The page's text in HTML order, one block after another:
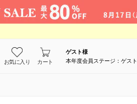
お気に入り カート
ゲスト様
本年度会員ステージ：ゲスト